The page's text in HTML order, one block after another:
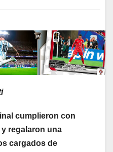
cumplieron con
regalaron una
cargados de